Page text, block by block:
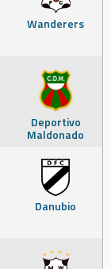
Wanderers
Deportivo
Maldonado
Danubio